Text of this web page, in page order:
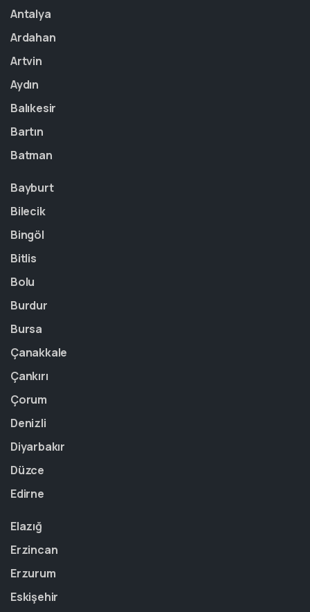
Antalya
Ardahan
Artvin
Aydın
Balıkesir
Bartın
Batman
Bayburt
Bilecik
Bingöl
Bitlis
Bolu
Burdur
Bursa
Çanakkale
Çankırı
Çorum
Denizli
Diyarbakır
Düzce
Edirne
Elazığ
Erzincan
Erzurum
Eskişehir